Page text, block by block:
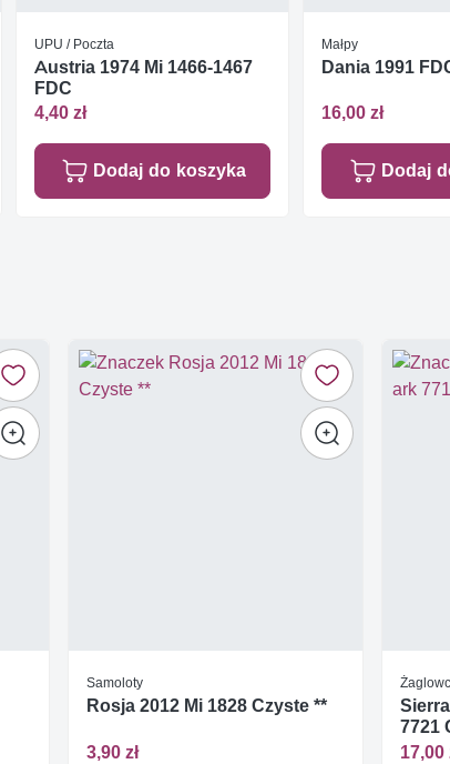
UPU / Poczta
Austria 1974 Mi 1466-1467
FDC
4,40 zł
Dodaj do koszyka
Małpy
Dania 1991
16,00 zł
Dodaj
Samoloty
Rosja 2012 Mi 1828 Czyste **
3,90 zł
7721
17,00